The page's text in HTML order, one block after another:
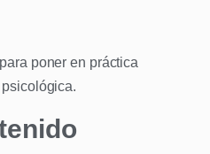
poner en práctica